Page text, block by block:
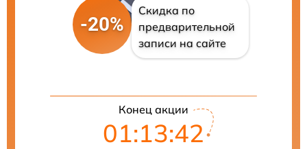
-20%
Скидка по
предварительной
записи на сайте
Конец акции
01:13:41